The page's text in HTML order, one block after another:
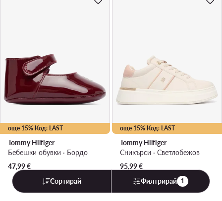
още 15% Код: LAST
Tommy Hilfiger
Бебешки обувки · Бордо
47,99€
още 15% Код: LAST
Tommy Hilfiger
Сникърси · Светлобежов
95,99€
Сортирай
Филтрирай 1